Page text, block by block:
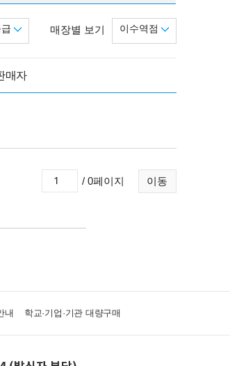
매장별 보기 이수역점
매자
이동
/ 0페이지
내 학교·기업·기관 대량구매